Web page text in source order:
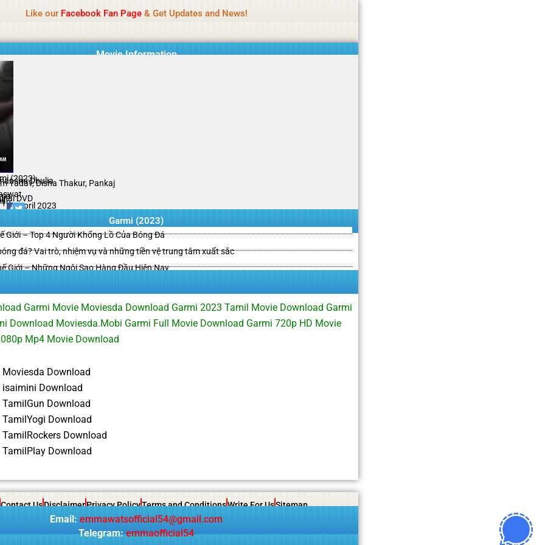
Like our Facebook Fan Page& Get Updates and News!
Movie Information
(2023)Dhulia
Yadav, Disha Thakur, Pankaj
DVD
21 April 2023
Garmi (2023)
Giới – Top 4 Người Khổng Lồ Của Bóng Đá
đá? Vai trò, nhiệm vụ và những tiền vệ trung tâm xuất sắc
Giới – Những Ngôi Sao Hàng Đầu Hiện Nay
Garmi Movie Moviesda Download Garmi 2023 Tamil Movie Download Garmi
Download Moviesda.Mobi Garmi Full Movie Download Garmi 720p HD Movie
Mp4 Movie Download
Moviesda Download
isaimini Download
Download
TamilYogi Download
Download
TamilPlay Download
Contact UsDisclaimerPrivacy PolicyTerms and ConditionsWrite For UsSitemap
Email: emmawatsofficial54@gmail.com
Telegram: emmaofficial54
content monitoring is not done daily. The owner does not promote or endorse casino, gambling, betting, or CBD.